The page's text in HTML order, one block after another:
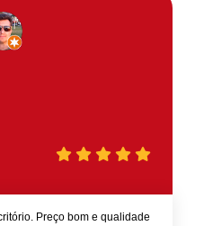
Preço bom e qualidade